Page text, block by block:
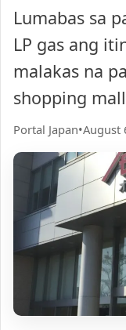
Lumabas sa
LP gas ang
malakas na
shopping
Portal Japan•August